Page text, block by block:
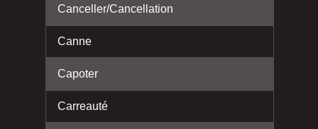
Canceller/Cancellation
Canne
Capoter
Carreauté